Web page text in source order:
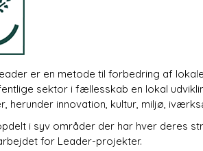
er en metode til forbedring af
sektor i fællesskab en lokal
herunder innovation, kultur, miljø,
i syv områder der har hver deres
for Leader-projekter.